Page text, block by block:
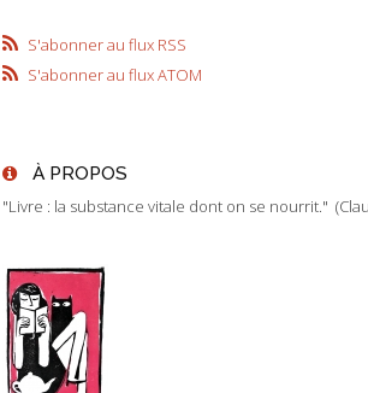
S'abonner au flux RSS
S'abonner au flux ATOM
À PROPOS
"Livre : la substance vitale dont on se nourrit."